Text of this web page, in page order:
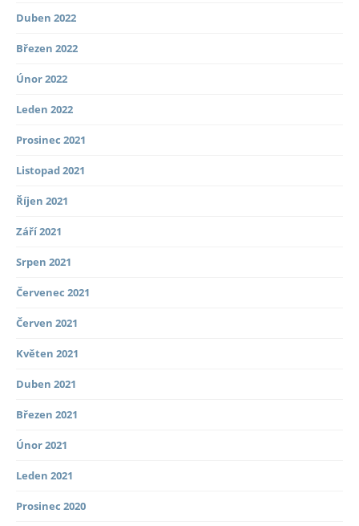
Duben 2022
Březen 2022
Únor 2022
Leden 2022
Prosinec 2021
Listopad 2021
Říjen 2021
Září 2021
Srpen 2021
Červenec 2021
Červen 2021
Květen 2021
Duben 2021
Březen 2021
Únor 2021
Leden 2021
Prosinec 2020